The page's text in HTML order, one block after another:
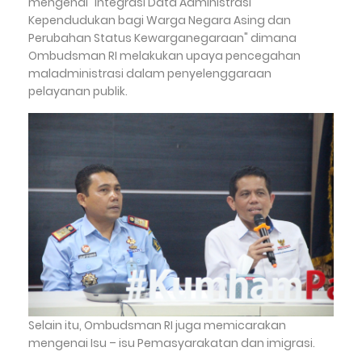
Kependudukan bagi Warga Negara Asing dan
Perubahan Status Kewarganegaraan" dimana
Ombudsman RI melakukan upaya pencegahan
maladministrasi dalam penyelenggaraan
pelayanan publik.
Selain itu, Ombudsman RI juga memicarakan
mengenai Isu – isu Pemasyarakatan dan imigrasi.